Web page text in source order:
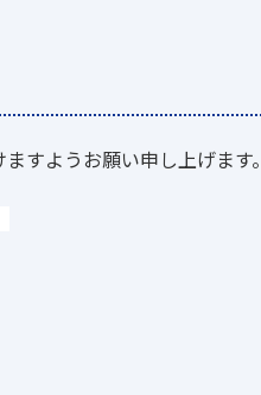
すようお願い申し上げます。